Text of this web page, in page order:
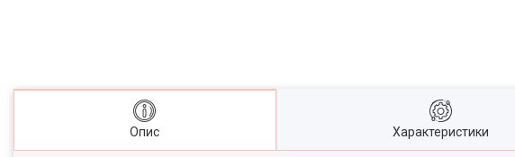
Опис Характеристики